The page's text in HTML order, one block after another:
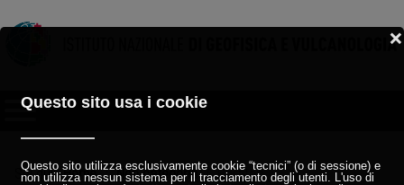
Sei qui:Home Non categoria Partitari